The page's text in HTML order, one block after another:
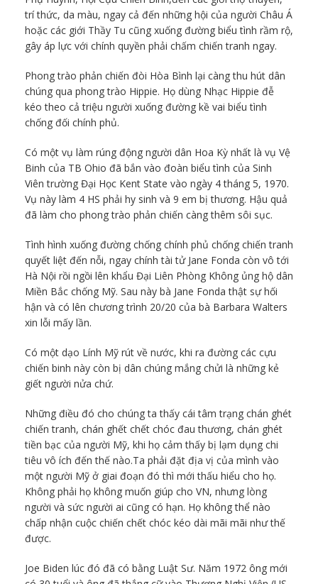
trí thức, da màu, ngay cả đến những hội của người Châu Á
hoặc các giới Thầy Tu cũng xuống đường biểu tình rầm rộ,
gây áp lực với chính quyền phải chấm chiến tranh ngay.
Phong trào phản chiến đòi Hòa Bình lại càng thu hút dân
chúng qua phong trào Hippie. Họ dùng Nhạc Hippie đễ
kéo theo cả triệu người xuống đường kề vai biểu tình
chống đối chính phủ.
Có một vụ làm rúng động người dân Hoa Kỳ nhất là vụ Vệ
Binh của TB Ohio đã bắn vào đoàn biểu tình của Sinh
Viên trường Đại Học Kent State vào ngày 4 tháng 5, 1970.
Vụ này làm 4 HS phải hy sinh và 9 em bị thương. Hậu quả
đã làm cho phong trào phản chiến càng thêm sôi sục.
Tình hình xuống đường chống chính phủ chống chiến tranh
quyết liệt đến nỗi, ngay chính tài tử Jane Fonda còn vô tới
Hà Nội rồi ngồi lên khẩu Đại Liên Phòng Không ủng hộ dân
Miền Bắc chống Mỹ. Sau này bà Jane Fonda thật sự hối
hận và có lên chương trình 20/20 của bà Barbara Walters
xin lỗi mấy lần.
Có một dạo Lính Mỹ rút về nước, khi ra đường các cựu
chiến binh này còn bị dân chúng mắng chửi là những kẻ
giết người nửa chứ.
Những điều đó cho chúng ta thấy cái tâm trạng chán ghét
chiến tranh, chán ghết chết chóc đau thương, chán ghét
tiền bạc của người Mỹ, khi họ cảm thấy bị lạm dụng chi
tiêu vô ích đến thế nào.Ta phải đặt địa vị của mình vào
một người Mỹ ở giai đoạn đó thì mới thấu hiểu cho họ.
Không phải họ không muốn giúp cho VN, nhưng lòng
người và sức người ai cũng có hạn. Họ không thể nào
chấp nhận cuộc chiến chết chóc kéo dài mãi mãi như thế
được.
Joe Biden lúc đó đã có bằng Luật Sư. Năm 1972 ông mới